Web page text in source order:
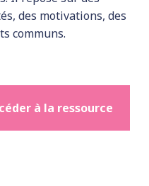
des motivations, des
communs.
à la ressource